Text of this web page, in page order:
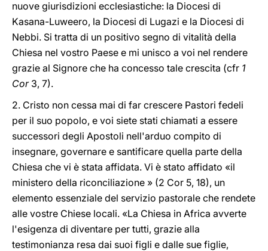
nuove giurisdizioni ecclesiastiche: la Diocesi di
Kasana-Luweero, la Diocesi di Lugazi e la Diocesi di
Nebbi. Si tratta di un positivo segno di vitalità della
Chiesa nel vostro Paese e mi unisco a voi nel rendere
grazie al Signore che ha concesso tale crescita (cfr 1
Cor 3, 7).
2. Cristo non cessa mai di far crescere Pastori fedeli
per il suo popolo, e voi siete stati chiamati a essere
successori degli Apostoli nell'arduo compito di
insegnare, governare e santificare quella parte della
Chiesa che vi è stata affidata. Vi è stato affidato «il
ministero della riconciliazione » (2 Cor 5, 18), un
elemento essenziale del servizio pastorale che rendete
alle vostre Chiese locali. «La Chiesa in Africa avverte
l'esigenza di diventare per tutti, grazie alla
testimonianza resa dai suoi figli e dalle sue figlie,